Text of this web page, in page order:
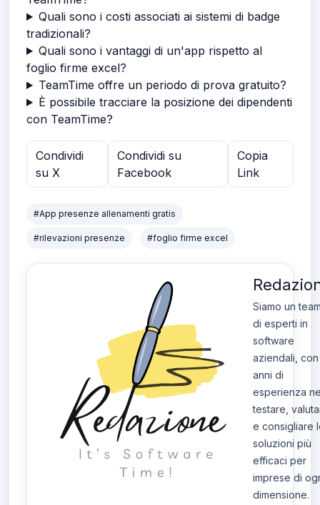
Quali sono i costi associati ai sistemi di badge
tradizionali?
Quali sono i vantaggi di un'app rispetto al
foglio firme excel?
TeamTime offre un periodo di prova gratuito?
È possibile tracciare la posizione dei dipendenti
con TeamTime?
Condividi
su X
Condividi su
Facebook
Copia
Link
#App presenze allenamenti gratis
#rilevazioni presenze #foglio firme excel
Siamo un
di esperti in
software
aziendali, con
anni di
esperienza
testare,
e consigliare
soluzioni più
efficaci per
imprese di
dimensione.